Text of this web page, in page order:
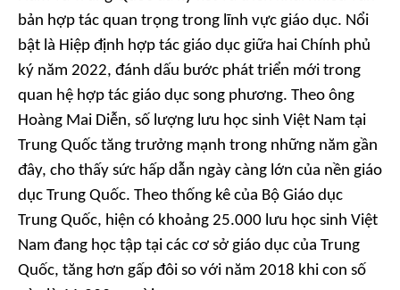
bản hợp tác quan trọng trong lĩnh vực giáo dục. Nổi
bật là Hiệp định hợp tác giáo dục giữa hai Chính phủ
ký năm 2022, đánh dấu bước phát triển mới trong
quan hệ hợp tác giáo dục song phương. Theo ông
Hoàng Mai Diễn, số lượng lưu học sinh Việt Nam tại
Trung Quốc tăng trưởng mạnh trong những năm gần
đây, cho thấy sức hấp dẫn ngày càng lớn của nền giáo
dục Trung Quốc. Theo thống kê của Bộ Giáo dục
Trung Quốc, hiện có khoảng 25.000 lưu học sinh Việt
Nam đang học tập tại các cơ sở giáo dục của Trung
Quốc, tăng hơn gấp đôi so với năm 2018 khi con số